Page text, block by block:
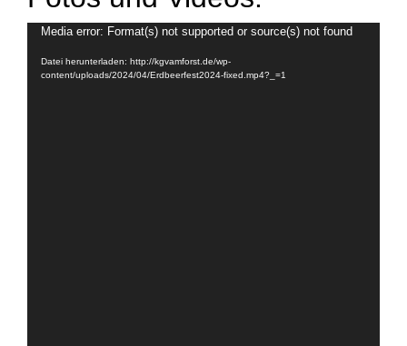
Video-
Player
Media error: Format(s) not supported or source(s) not found
Datei herunterladen: http://kgvamforst.de/wp-
content/uploads/2024/04/Erdbeerfest2024-fixed.mp4?_=1